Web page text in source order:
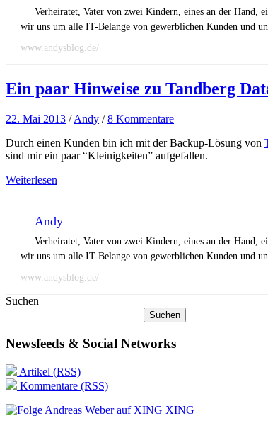
Verheiratet, Vater von zwei Kindern, eines an der Hand,
wir uns um alle IT-Belange von gewerblichen Kunden und
www.andysblog.de/
Ein paar Hinweise zu Tandberg
22. Mai 2013 /Andy /8 Kommentare
Durch einen Kunden bin ich mit der Backup-Lösung von
sind mir ein paar “Kleinigkeiten” aufgefallen.
Weiterlesen
Andy
Verheiratet, Vater von zwei Kindern, eines an der Hand,
wir uns um alle IT-Belange von gewerblichen Kunden und
www.andysblog.de/
Suchen
Suchen
Newsfeeds & Social Networks
Artikel (RSS)
Kommentare (RSS)
XING